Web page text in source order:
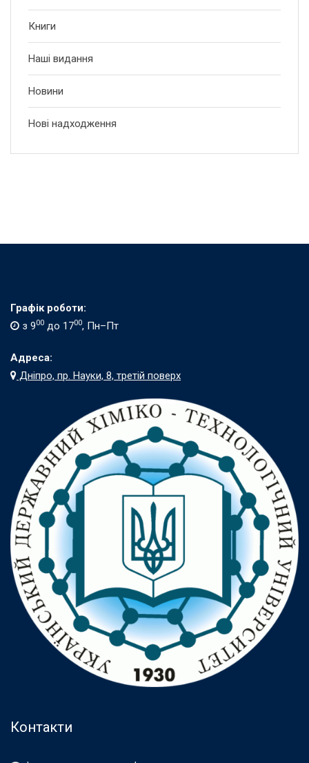
Книги
Наші видання
Новини
Нові надходження
Графік роботи:
з 900 до 1700, Пн–Пт
Адреса:
Дніпро, пр. Науки, 8, третій поверх
Контакти